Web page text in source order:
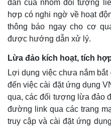
dẫn của nhóm đối tượng
hợp có nghi ngờ về hoạt
thông báo ngay cho cơ
được hướng dẫn xử lý.
Lừa đảo kích hoạt, tích
Lợi dụng việc chưa nắm
đến việc cài đặt ứng dụng
qua, các đối tượng lừa đảo
đường link qua các trang
truy cập và cài đặt ứng